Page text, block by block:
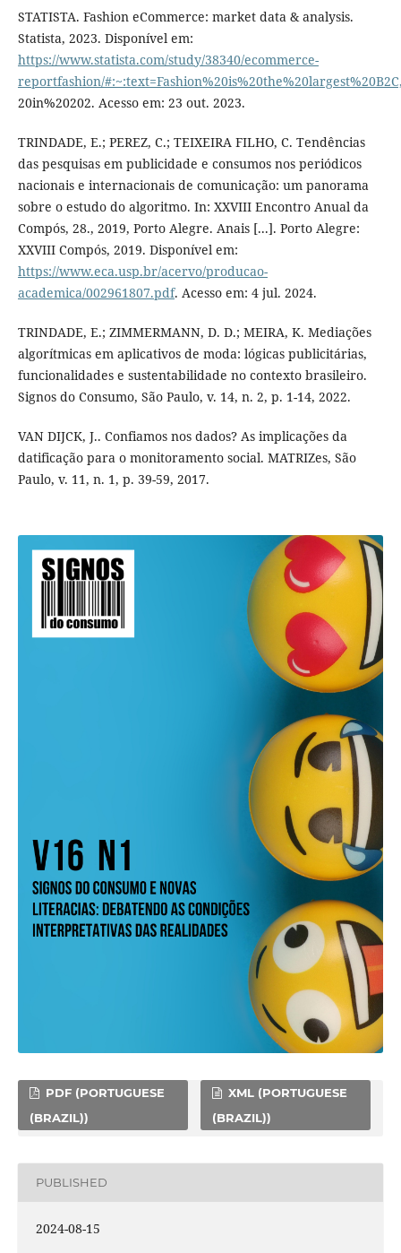
STATISTA. Fashion eCommerce: market data & analysis.
Statista, 2023. Disponível em:
https://www.statista.com/study/38340/ecommerce-
reportfashion/
20in%20202. Acesso em: 23 out. 2023.
TRINDADE, E.; PEREZ, C.; TEIXEIRA FILHO, C. Tendências
das pesquisas em publicidade e consumos nos periódicos
nacionais e internacionais de comunicação: um panorama
sobre o estudo do algoritmo. In: XXVIII Encontro Anual da
Compós, 28., 2019, Porto Alegre. Anais [...]. Porto Alegre:
XXVIII Compós, 2019. Disponível em:
https://www.eca.usp.br/acervo/producao-
academica/002961807.pdf. Acesso em: 4 jul. 2024.
TRINDADE, E.; ZIMMERMANN, D. D.; MEIRA, K. Mediações
algorítmicas em aplicativos de moda: lógicas publicitárias,
funcionalidades e sustentabilidade no contexto brasileiro.
Signos do Consumo, São Paulo, v. 14, n. 2, p. 1-14, 2022.
VAN DIJCK, J.. Confiamos nos dados? As implicações da
datificação para o monitoramento social. MATRIZes, São
Paulo, v. 11, n. 1, p. 39-59, 2017.
PDF (PORTUGUESE
(BRAZIL))
XML (PORTUGUESE
(BRAZIL))
PUBLISHED
2024-08-15